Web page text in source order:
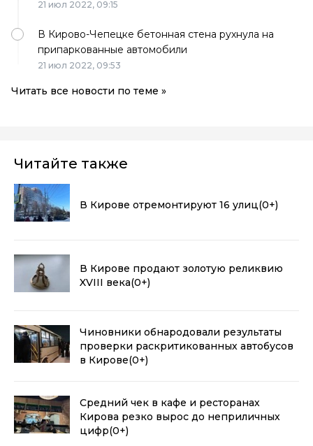
21 июл 2022, 09:15
21 июл 2022, 09:53
В Кирово-Чепецке бетонная стена рухнула на
припаркованные автомобили
Читать все новости по теме »
Читайте также
В Кирове отремонтируют 16 улиц(0+)
В Кирове продают золотую реликвию
XVIII века(0+)
Чиновники обнародовали результаты
проверки раскритикованных автобусов
в Кирове(0+)
Средний чек в кафе и ресторанах
Кирова резко вырос до неприличных
цифр(0+)